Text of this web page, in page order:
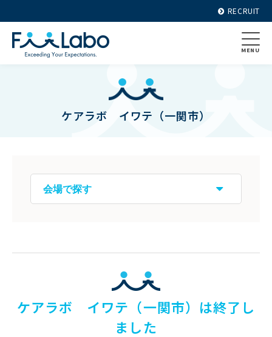
RECRUIT
MENU
ケアラボ イワテ（一関市）
ケアラボ イワテ（一関市）は終了し
ました